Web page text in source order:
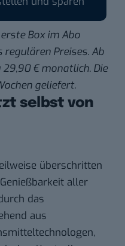
Box im Abo
Preises. Ab
€ monatlich. Die
geliefert.
selbst von
überschritten
aller
das
aus